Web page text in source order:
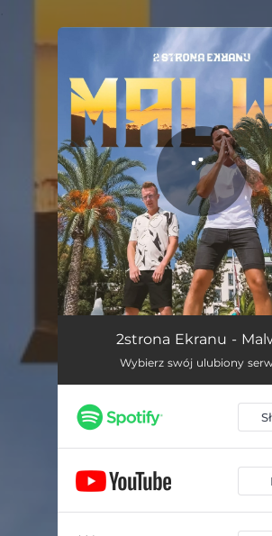
Malwy2strona Ekranu -
Wybierz swój ulubiony